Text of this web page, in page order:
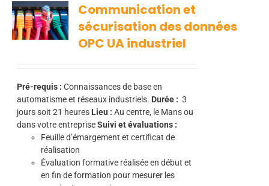
Communication et
sécurisation des données
OPC UA industriel
Pré-requis : Connaissances de base en
automatisme et réseaux industriels. Durée : 3
jours soit 21 heures Lieu : Au centre, le Mans ou
dans votre entrepriseSuivi et évaluations :
Feuille d’émargement et certificat de
réalisation
Évaluation formative réalisée en début et
en fin de formation pour mesurer les